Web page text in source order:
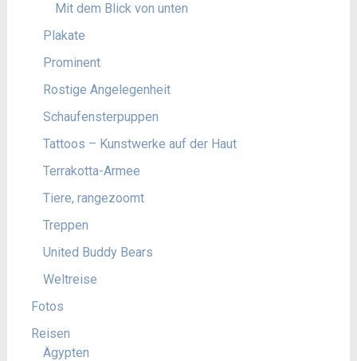
Mit dem Blick von unten
Plakate
Prominent
Rostige Angelegenheit
Schaufensterpuppen
Tattoos – Kunstwerke auf der Haut
Terrakotta-Armee
Tiere, rangezoomt
Treppen
United Buddy Bears
Weltreise
Fotos
Reisen
Ägypten